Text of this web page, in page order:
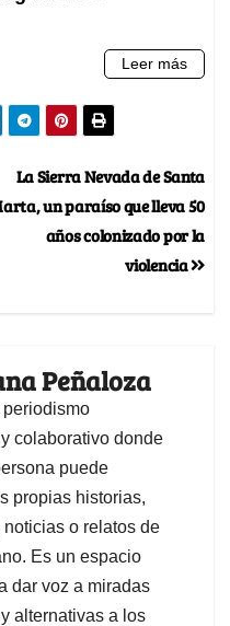
La Sierra Nevada de Santa
un paraíso que lleva 50
años colonizado por la
violencia
Peñaloza
colaborativo donde
puede
propias historias,
o relatos de
Es un espacio
dar voz a miradas
alternativas a los